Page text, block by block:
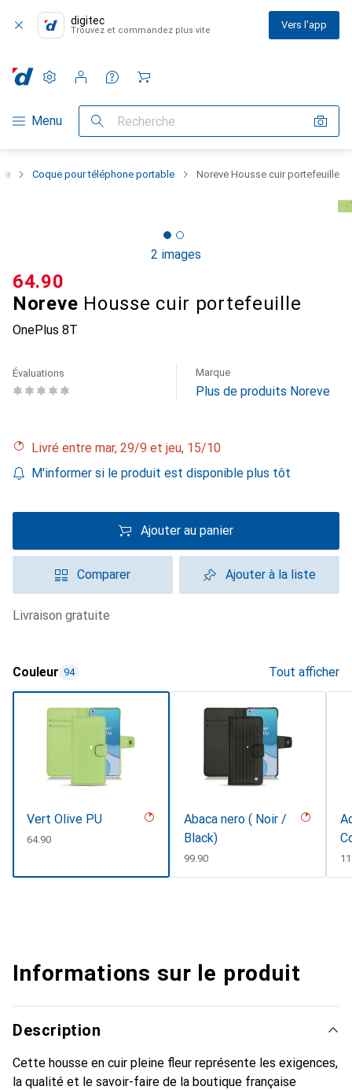
digitec
Trouvez et commandez plus vite Vers l'app
Navigation par catégorie
Menu Recherche
Paramètres
Compte client
Listes de comparaison
Listes d'envies
Panier
Coque pour téléphone portable Noreve Housse cuir portefeuille
2 images
Noreve Housse cuir portefeuille
OnePlus 8T
CHF
64.90
Évaluations Marque
Plus de produits Noreve
Livré entre mar, 29/9 et jeu, 15/10
M'informer si le produit est disponible plus tôt
Ajouter au panier
Comparer Ajouter à la liste
livraison gratuite
Couleur 94 Tout afficher
Vert Olive PU
CHF
64.90
Abaca nero ( Noir /
Black)
CHF
99.90
Informations sur le produit
Description
Cette housse en cuir pleine fleur représente les exigences,
la qualité et le savoir-faire de la boutique française